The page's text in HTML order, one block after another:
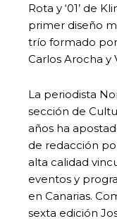
Rota y ‘01’ de
primer diseño
trío formado
Carlos Arocha y
La periodista
sección de
años ha
de redacción
alta calidad
eventos y
en Canarias.
sexta edición